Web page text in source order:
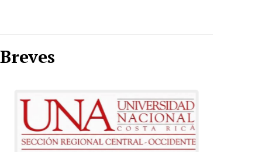
Breves